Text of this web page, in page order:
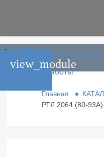
phone_in_talk
Главная
Каталог
Условия работы
Главная
РТЛ 2064 (80-93А)
view_module